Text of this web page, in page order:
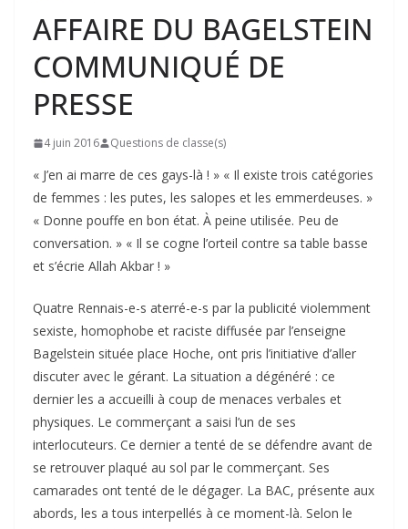
AFFAIRE DU BAGELSTEIN
COMMUNIQUÉ DE
PRESSE
4 juin 2016 Questions de classe(s)
« J’en ai marre de ces gays-là ! » « Il existe trois catégories
de femmes : les putes, les salopes et les emmerdeuses. »
« Donne pouffe en bon état. À peine utilisée. Peu de
conversation. » « Il se cogne l’orteil contre sa table basse
et s’écrie Allah Akbar ! »
Quatre Rennais-e-s aterré-e-s par la publicité violemment
sexiste, homophobe et raciste diffusée par l’enseigne
Bagelstein située place Hoche, ont pris l’initiative d’aller
discuter avec le gérant. La situation a dégénéré : ce
dernier les a accueilli à coup de menaces verbales et
physiques. Le commerçant a saisi l’un de ses
interlocuteurs. Ce dernier a tenté de se défendre avant de
se retrouver plaqué au sol par le commerçant. Ses
camarades ont tenté de le dégager. La BAC, présente aux
abords, les a tous interpellés à ce moment-là. Selon le